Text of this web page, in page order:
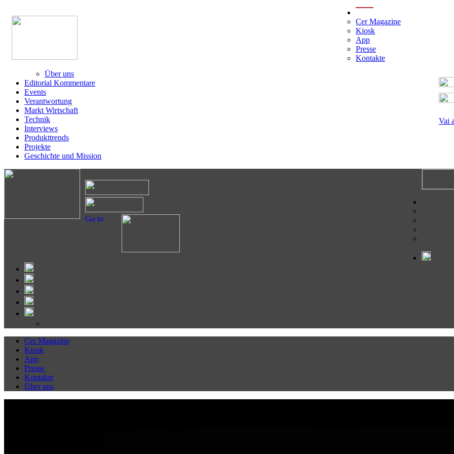
Vai a
Cer Magazine
Kiosk
App
Presse
Kontakte
Über uns
Editorial Kommentare
Events
Verantwortung
Markt Wirtschaft
Technik
Interviews
Produkttrends
Projekte
Geschichte und Mission
Go to
Cer Magazine
Kiosk
App
Presse
Kontakte
Über uns